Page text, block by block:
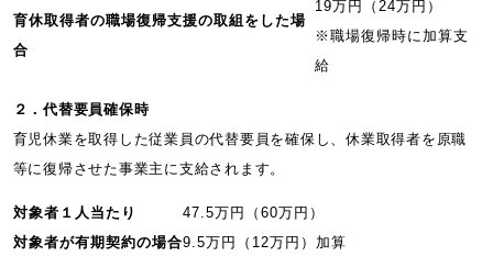
育休取得者の職場復帰支援の取組をした場
合
19万円（24万円）
※職場復帰時に加算支
給
２．代替要員確保時
育児休業を取得した従業員の代替要員を確保し、休業取得者を原職
等に復帰させた事業主に支給されます。
対象者１人当たり
47.5万円（60万円）
対象者が有期契約の場合9.5万円（12万円）加算